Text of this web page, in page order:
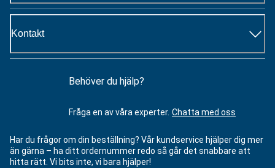
Kontakt
Behöver du hjälp?
Fråga en av våra experter. Chatta med oss
Har du frågor om din beställning? Vår kundservice hjälper dig mer
än gärna – ha ditt ordernummer redo så går det snabbare att
hitta rätt. Vi bits inte, vi bara hjälper!